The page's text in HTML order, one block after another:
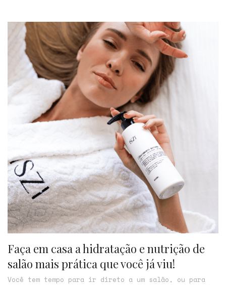
Faça em casa a hidratação e nutrição de
salão mais prática que você já viu!
Você tem tempo para ir direto a um salão, ou para